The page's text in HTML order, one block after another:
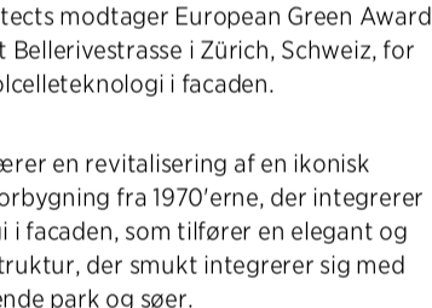
modtager European Green Award
i Zürich, Schweiz, for
i facaden.
en revitalisering af en ikonisk
fra 1970'erne, der integrerer
i facaden, som tilfører en elegant og
der smukt integrerer sig med
park og søer.